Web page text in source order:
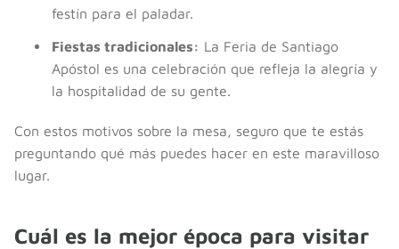
festín para el paladar.
Fiestas tradicionales: La Feria de Santiago
Apóstol es una celebración que refleja la alegría y
la hospitalidad de su gente.
Con estos motivos sobre la mesa, seguro que te estás
preguntando qué más puedes hacer en este maravilloso
lugar.
Cuál es la mejor época para visitar